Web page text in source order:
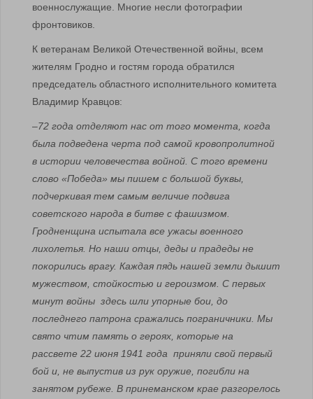
военнослужащие. Многие несли фотографии
фронтовиков.
К ветеранам Великой Отечественной войны, всем
жителям Гродно и гостям города обратился
председатель областного исполнительного комитета
Владимир Кравцов:
–72 года отделяют нас от того момента, когда
была подведена черта под самой кровопролитной
в истории человечества войной. С того времени
слово «Победа» мы пишем с большой буквы,
подчеркивая тем самым величие подвига
советского народа в битве с фашизмом.
Гродненщина испытала все ужасы военного
лихолетья. Но наши отцы, деды и прадеды не
покорились врагу. Каждая пядь нашей земли дышит
мужеством, стойкостью и героизмом. С первых
минут войны здесь шли упорные бои, до
последнего патрона сражались пограничники. Мы
свято чтим память о героях, которые на
рассвете 22 июня 1941 года приняли свой первый
бой и, не выпустив из рук оружие, погибли на
занятом рубеже. В принеманском крае разгорелось